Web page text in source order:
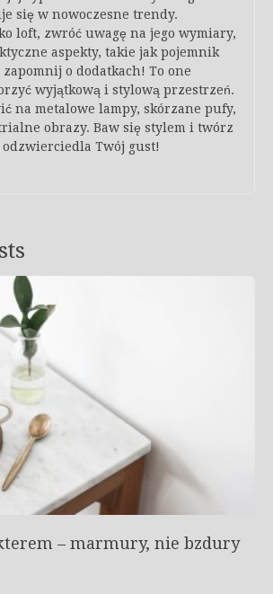
się w nowoczesne trendy.
loft, zwróć uwagę na jego wymiary,
aspekty, takie jak pojemnik
o dodatkach! To one
wyjątkową i stylową przestrzeń.
na metalowe lampy, skórzane pufy,
obrazy. Baw się stylem i twórz
Twój gust!
– marmury, nie bzdury